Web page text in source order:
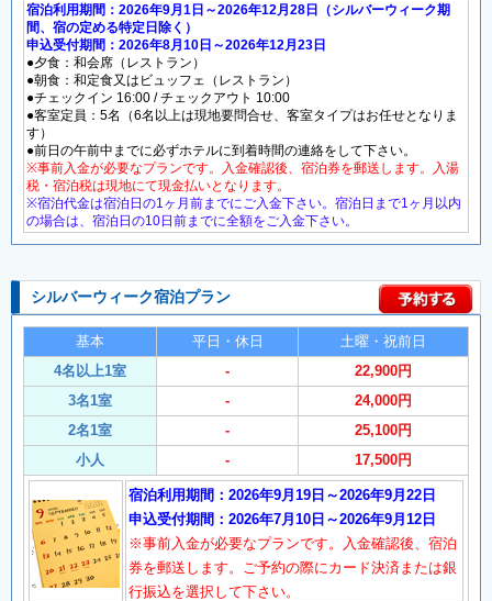
宿泊利用期間：2026年9月1日～2026年12月28日（シルバーウィーク期
間、宿の定める特定日除く）
申込受付期間：2026年8月10日～2026年12月23日
●夕食：和会席（レストラン）
●朝食：和定食又はビュッフェ（レストラン）
●チェックイン 16:00 / チェックアウト 10:00
●客室定員：5名（6名以上は現地要問合せ、客室タイプはお任せとなりま
す）
●前日の午前中までに必ずホテルに到着時間の連絡をして下さい。
※事前入金が必要なプランです。入金確認後、宿泊券を郵送します。入湯
税・宿泊税は現地にて現金払いとなります。
※宿泊代金は宿泊日の1ヶ月前までにご入金下さい。宿泊日まで1ヶ月以内
の場合は、宿泊日の10日前までに全額をご入金下さい。
シルバーウィーク宿泊プラン
基本 平日・休日
土曜・祝前日
4名以上1室
-
22,900円
3名1室
-
24,000円
2名1室
-
25,100円
小人
- 17,500円
宿泊利用期間：2026年9月19日～2026年9月22日
申込受付期間：2026年7月10日～2026年9月12日
※事前入金が必要なプランです。入金確認後、宿泊
券を郵送します。ご予約の際にカード決済または銀
行振込を選択して下さい。